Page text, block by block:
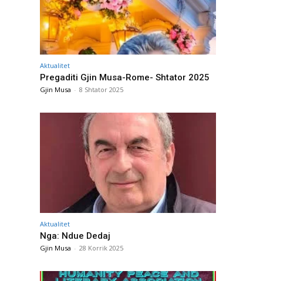
Aktualitet
Pregaditi Gjin Musa-Rome- Shtator 2025
Gjin Musa - 8 Shtator 2025
Aktualitet
Nga: Ndue Dedaj
Gjin Musa - 28 Korrik 2025